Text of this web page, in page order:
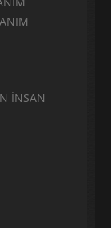
İNSAN